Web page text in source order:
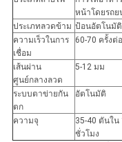
หน้าโดยรถย
ประเภทลวดข้าม ป้อนอัตโนมั
ความเร็วในการ
เชื่อม
60-70 ครั้งต่
เส้นผ่าน
ศูนย์กลางลวด
5-12 มม
ระบบตาข่ายกัน
ตก
อัตโนมัติ
ความจุ
35-40 ตันใน
ชั่วโมง